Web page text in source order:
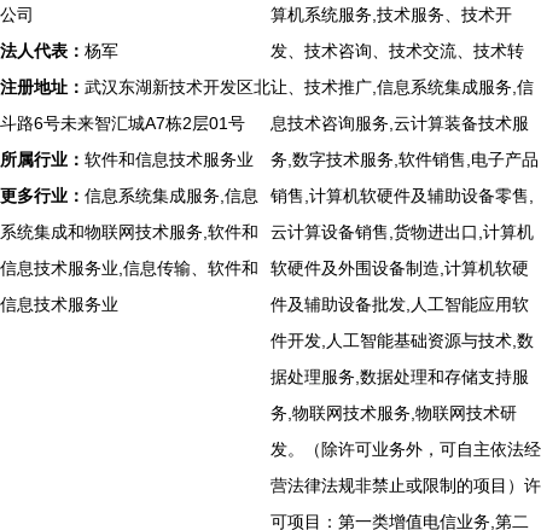
公司
法人代表： 杨军
注册地址： 武汉东湖新技术开发区北
斗路6号未来智汇城A7栋2层01号
所属行业： 软件和信息技术服务业
更多行业： 信息系统集成服务,信息
系统集成和物联网技术服务,软件和
信息技术服务业,信息传输、软件和
信息技术服务业
算机系统服务,技术服务、技术开
发、技术咨询、技术交流、技术转
让、技术推广,信息系统集成服务,信
息技术咨询服务,云计算装备技术服
务,数字技术服务,软件销售,电子产品
销售,计算机软硬件及辅助设备零售,
云计算设备销售,货物进出口,计算机
软硬件及外围设备制造,计算机软硬
件及辅助设备批发,人工智能应用软
件开发,人工智能基础资源与技术,数
据处理服务,数据处理和存储支持服
务,物联网技术服务,物联网技术研
发。（除许可业务外，可自主依法经
营法律法规非禁止或限制的项目）许
可项目：第一类增值电信业务,第二